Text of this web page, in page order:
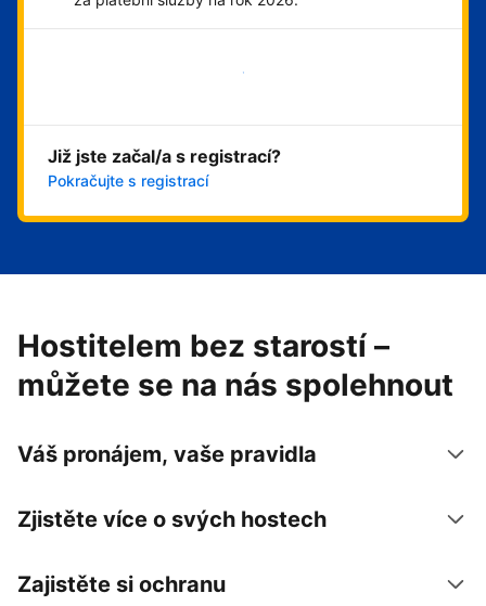
Začít hned
Již jste začal/a s registrací?
Pokračujte s registrací
Hostitelem bez starostí –
můžete se na nás spolehnout
Váš pronájem, vaše pravidla
Zjistěte více o svých hostech
Zajistěte si ochranu